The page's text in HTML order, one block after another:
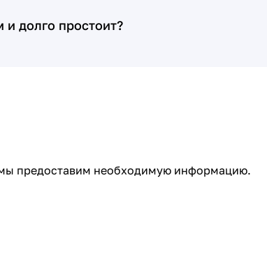
так как зачастую бывает, что при
выбрать расположение цветника
и долго простоит?
предоставим необходимую информацию.